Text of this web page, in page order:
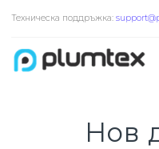
Техническа поддръжка:
Нов